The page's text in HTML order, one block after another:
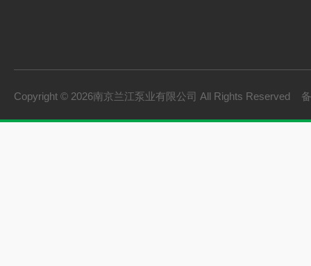
Copyright © 2026南京兰江泵业有限公司 All Rights Reserved